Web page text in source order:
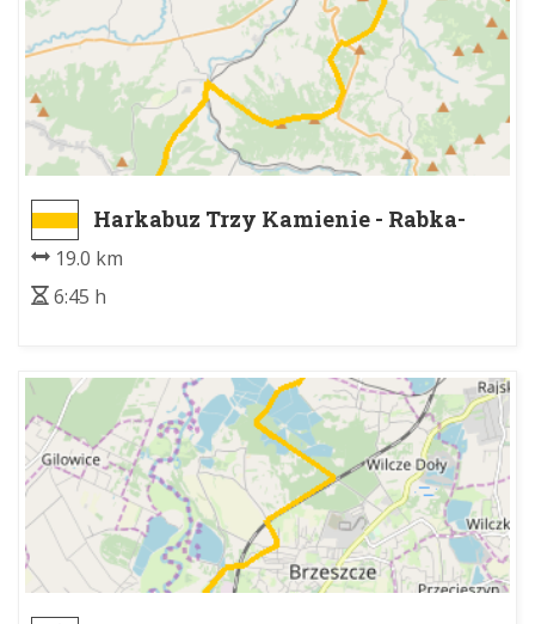
Harkabuz Trzy Kamienie - Rabka-
Zdrój Park Zdrojowy
19.0 km
6:45 h